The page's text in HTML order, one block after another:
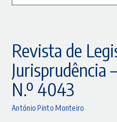
Revista de
Jurisprudência
N.º 4043
António Pinto Monteiro